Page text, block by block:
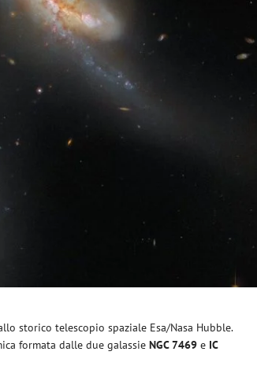
storico telescopio spaziale Esa/Nasa Hubble.
formata dalle due galassieNGC 7469 e IC